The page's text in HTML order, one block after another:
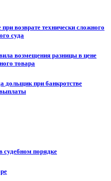
возврате технически сложного
суда
возмещения разницы в цене
товара
дольщик при банкротстве
судебном порядке